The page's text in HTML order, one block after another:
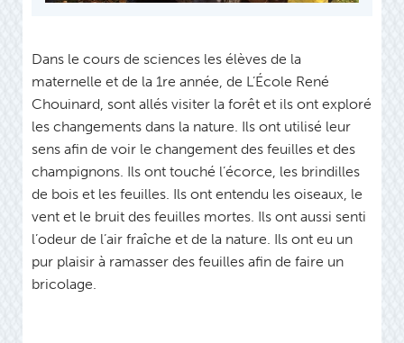
Dans le cours de sciences les élèves de la
maternelle et de la 1re année, de L’École René
Chouinard, sont allés visiter la forêt et ils ont exploré
les changements dans la nature. Ils ont utilisé leur
sens afin de voir le changement des feuilles et des
champignons. Ils ont touché l’écorce, les brindilles
de bois et les feuilles. Ils ont entendu les oiseaux, le
vent et le bruit des feuilles mortes. Ils ont aussi senti
l’odeur de l’air fraîche et de la nature. Ils ont eu un
pur plaisir à ramasser des feuilles afin de faire un
bricolage.